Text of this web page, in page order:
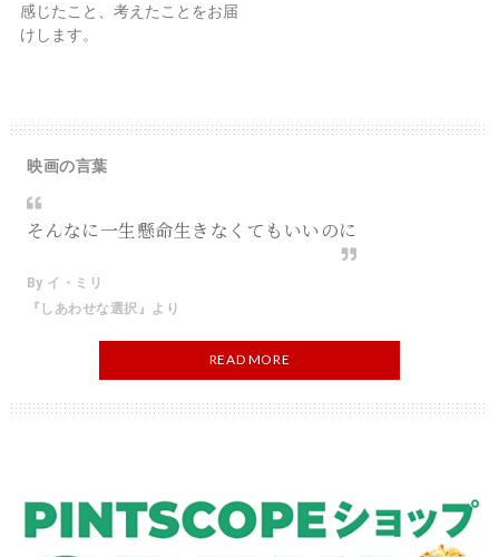
感じたこと、考えたことをお届
けします。
映画の言葉
そんなに一生懸命生きなくてもいいのに
By イ・ミリ
『しあわせな選択』より
READ MORE